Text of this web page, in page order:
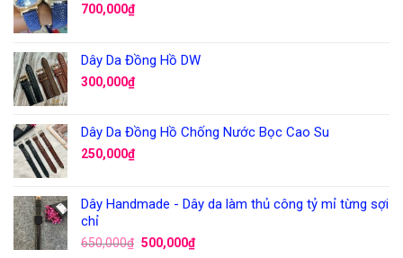
700,000₫
Dây Da Đồng Hồ DW
300,000₫
Dây Da Đồng Hồ Chống Nước Bọc Cao Su
250,000₫
Dây Handmade - Dây da làm thủ công tỷ mỉ từng sợi
chỉ
650,000₫ 500,000₫